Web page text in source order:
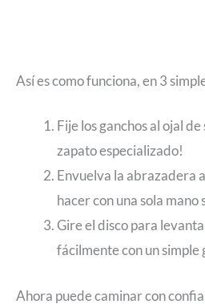
Así es como funciona, en 3
Fije los ganchos al ojal
zapato especializado!
Envuelva la abrazadera
hacer con una sola mano
Gire el disco para
fácilmente con un simple
Ahora puede caminar con